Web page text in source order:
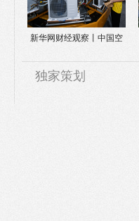
新华网财经观察丨中国空
独家策划